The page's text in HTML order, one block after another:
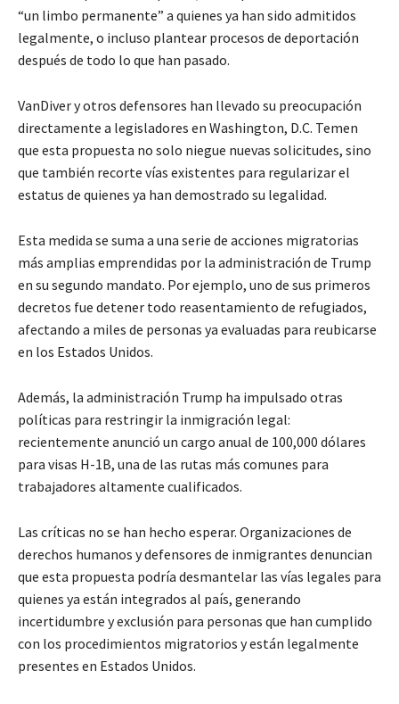
“un limbo permanente” a quienes ya han sido admitidos
legalmente, o incluso plantear procesos de deportación
después de todo lo que han pasado.
VanDiver y otros defensores han llevado su preocupación
directamente a legisladores en Washington, D.C. Temen
que esta propuesta no solo niegue nuevas solicitudes, sino
que también recorte vías existentes para regularizar el
estatus de quienes ya han demostrado su legalidad.
Esta medida se suma a una serie de acciones migratorias
más amplias emprendidas por la administración de Trump
en su segundo mandato. Por ejemplo, uno de sus primeros
decretos fue detener todo reasentamiento de refugiados,
afectando a miles de personas ya evaluadas para reubicarse
en los Estados Unidos.
Además, la administración Trump ha impulsado otras
políticas para restringir la inmigración legal:
recientemente anunció un cargo anual de 100,000 dólares
para visas H-1B, una de las rutas más comunes para
trabajadores altamente cualificados.
Las críticas no se han hecho esperar. Organizaciones de
derechos humanos y defensores de inmigrantes denuncian
que esta propuesta podría desmantelar las vías legales para
quienes ya están integrados al país, generando
incertidumbre y exclusión para personas que han cumplido
con los procedimientos migratorios y están legalmente
presentes en Estados Unidos.